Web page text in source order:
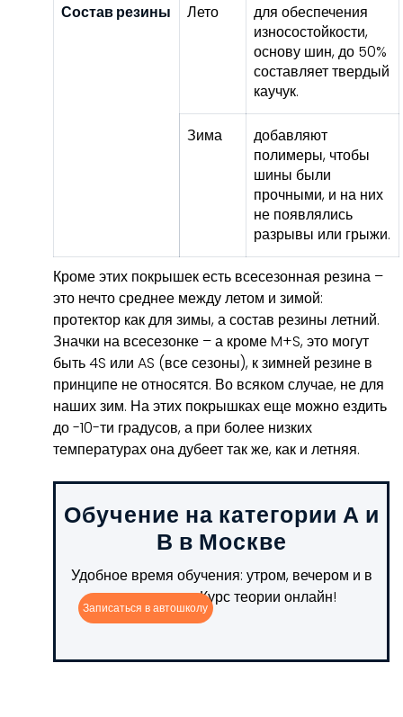
Состав резины Лето
для обеспечения
износостойкости,
основу шин, до 50%
составляет твердый
каучук.
Зима
добавляют
полимеры, чтобы
шины были
прочными, и на них
не появлялись
разрывы или грыжи.
Кроме этих покрышек есть всесезонная резина –
это нечто среднее между летом и зимой:
протектор как для зимы, а состав резины летний.
Значки на всесезонке – а кроме M+S, это могут
быть 4S или AS (все сезоны), к зимней резине в
принципе не относятся. Во всяком случае, не для
наших зим. На этих покрышках еще можно ездить
до -10-ти градусов, а при более низких
температурах она дубеет так же, как и летняя.
Обучение на категории А и
В в Москве
Удобное время обучения: утром, вечером и в
выходни дни. Курс теории онлайн!
Записаться в автошколу